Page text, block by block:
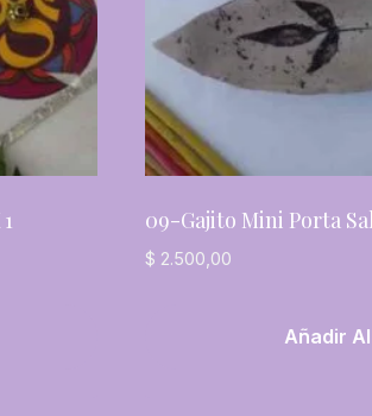
09-Gajito Mini Porta
$ 2.500,00
Añadir